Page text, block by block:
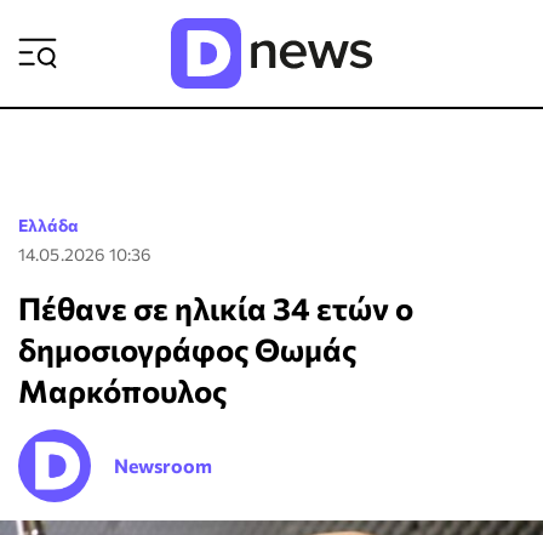
Ελλάδα
14.05.2026 10:36
Πέθανε σε ηλικία 34 ετών ο
δημοσιογράφος Θωμάς
Μαρκόπουλος
Newsroom